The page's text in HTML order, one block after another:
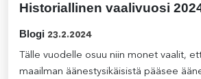
Historiallinen vaalivuosi
Blogi 23.2.2024
Tälle vuodelle osuu niin monet vaalit,
maailman äänestysikäisistä pääsee